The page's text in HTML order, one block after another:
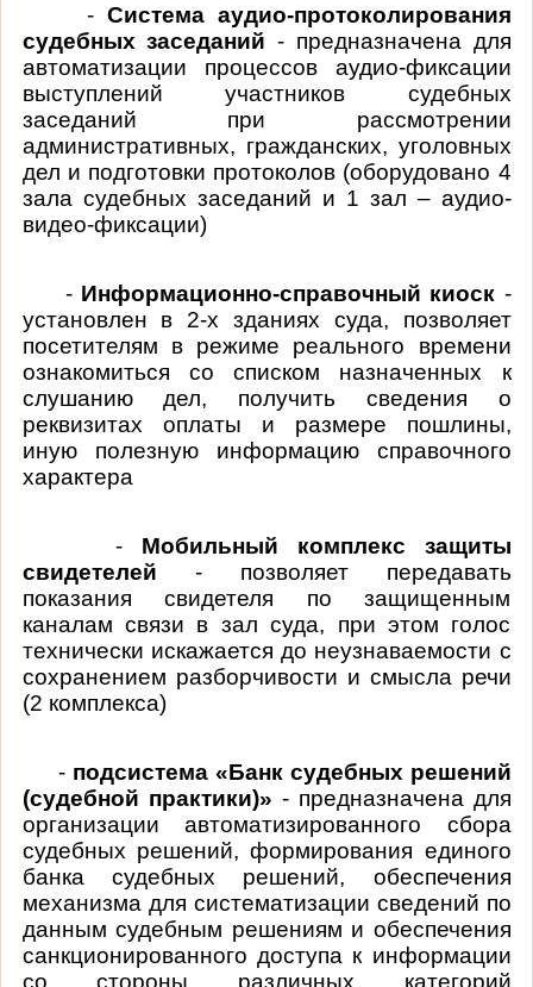
- Система аудио-протоколирования
судебных заседаний - предназначена для
автоматизации процессов аудио-фиксации
выступлений участников судебных
заседаний при рассмотрении
административных, гражданских, уголовных
дел и подготовки протоколов (оборудовано 4
зала судебных заседаний и 1 зал – аудио-
видео-фиксации)
- Информационно-справочный киоск -
установлен в 2-х зданиях суда, позволяет
посетителям в режиме реального времени
ознакомиться со списком назначенных к
слушанию дел, получить сведения о
реквизитах оплаты и размере пошлины,
иную полезную информацию справочного
характера
- Мобильный комплекс защиты
свидетелей - позволяет передавать
показания свидетеля по защищенным
каналам связи в зал суда, при этом голос
технически искажается до неузнаваемости с
сохранением разборчивости и смысла речи
(2 комплекса)
- подсистема «Банк судебных решений
(судебной практики)» - предназначена для
организации автоматизированного сбора
судебных решений, формирования единого
банка судебных решений, обеспечения
механизма для систематизации сведений по
данным судебным решениям и обеспечения
санкционированного доступа к информации
со стороны различных категорий